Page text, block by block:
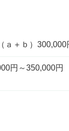
ａ＋ｂ）300,000
円～350,000円